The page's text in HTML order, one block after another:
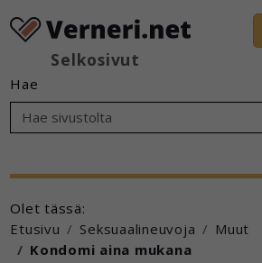
Selkosivut
Hae
Olet tässä:
Etusivu
Seksuaalineuvoja
Muut
Kondomi aina mukana